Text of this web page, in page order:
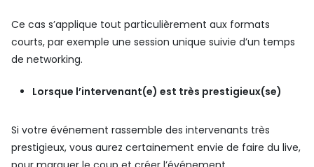
Ce cas s’applique tout particulièrement aux formats
courts, par exemple une session unique suivie d’un temps
de networking.
Lorsque l’intervenant(e) est très prestigieux(se)
Si votre événement rassemble des intervenants très
prestigieux, vous aurez certainement envie de faire du live,